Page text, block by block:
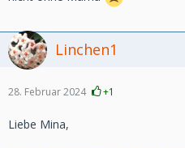
Linchen1
28. Februar 2024 +1
Liebe Mina,